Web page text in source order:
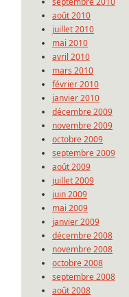
août 2010
juillet 2010
mai 2010
avril 2010
mars 2010
février 2010
janvier 2010
décembre 2009
novembre 2009
octobre 2009
septembre 2009
août 2009
juillet 2009
juin 2009
mai 2009
janvier 2009
décembre 2008
novembre 2008
octobre 2008
septembre 2008
août 2008